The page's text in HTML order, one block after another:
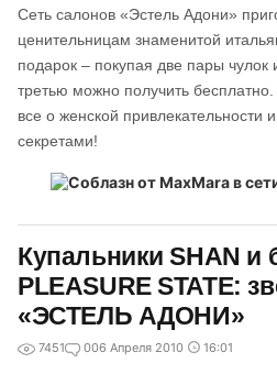
Сеть салонов «Эстель Адони»
ценительницам знаменитой
подарок – покупая две пары чулок
третью можно получить
все о женской привлекательности
секретами!
Купальники SHAN и
PLEASURE STATE:
«ЭСТЕЛЬ АДОНИ»
7451 006 Апреля 2010 16:01